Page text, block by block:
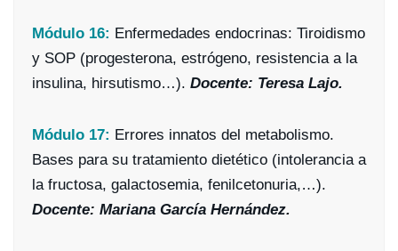
Módulo 16: Enfermedades endocrinas: Tiroidismo
y SOP (progesterona, estrógeno, resistencia a la
insulina, hirsutismo…). Docente: Teresa Lajo.
Módulo 17: Errores innatos del metabolismo.
Bases para su tratamiento dietético (intolerancia a
la fructosa, galactosemia, fenilcetonuria,…).
Docente: Mariana García Hernández.